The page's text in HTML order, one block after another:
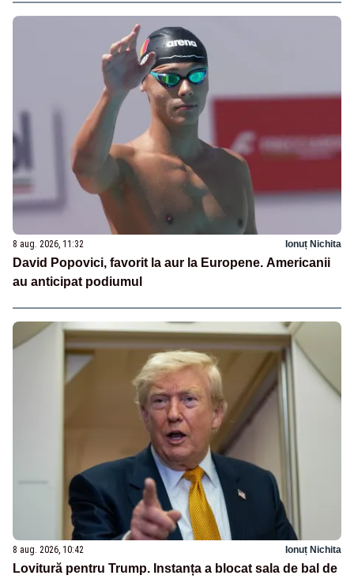
8 aug. 2026, 11:32 Ionuț Nichita
David Popovici, favorit la aur la Europene. Americanii
au anticipat podiumul
8 aug. 2026, 10:42 Ionuț Nichita
Lovitură pentru Trump. Instanța a blocat sala de bal de